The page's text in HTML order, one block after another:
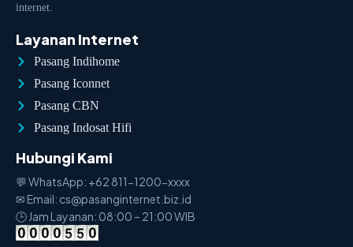
internet.
Layanan Internet
Pasang Indihome
Pasang Iconnet
Pasang CBN
Pasang Indosat Hifi
Hubungi Kami
💬 WhatsApp: +62 811-1200-xxxx
✉ Email: cs@pasanginternet.biz.id
🕒 Jam Layanan: 08:00 – 21:00 WIB